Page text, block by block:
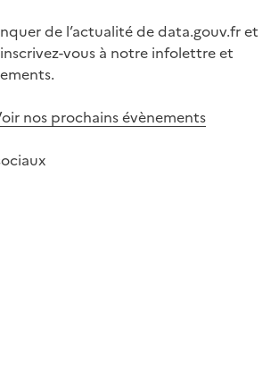
de l’actualité de data.gouv.fr et
vous à notre infolettre et
nos prochains évènements